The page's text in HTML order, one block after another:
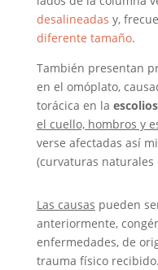
desalineadas y,
diferente tamaño.
También presentan
en el omóplato,
torácica en la
el cuello, hombros y
verse afectadas así
(curvaturas naturales
Las causas pueden
anteriormente,
enfermedades, de
trauma físico recibido.